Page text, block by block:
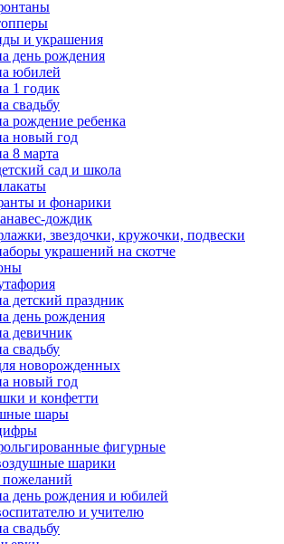
и украшения
день рождения
юбилей
1 годик
свадьбу
рождение ребенка
новый год
8 марта
сад и школа
и фонарики
дождик
звездочки, кружочки, подвески
украшений на скотче
детский праздник
день рождения
девичник
свадьбу
новорожденных
новый год
и конфетти
шары
фигурные
шарики
день рождения и юбилей
и учителю
свадьбу